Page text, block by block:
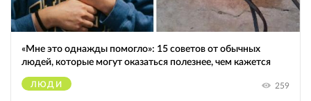
«Мне это однажды помогло»: 15 советов от обычных
людей, которые могут оказаться полезнее, чем кажется
ЛЮДИ 259